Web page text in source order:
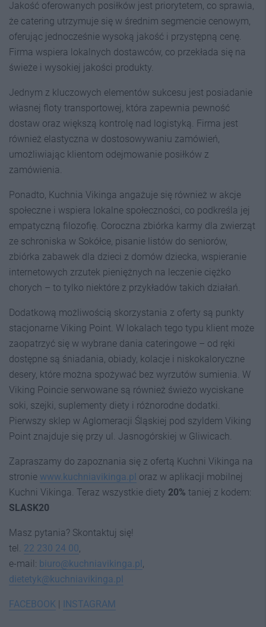
Jakość oferowanych posiłków jest priorytetem, co sprawia,
że catering utrzymuje się w średnim segmencie cenowym,
oferując jednocześnie wysoką jakość i przystępną cenę.
Firma wspiera lokalnych dostawców, co przekłada się na
świeże i wysokiej jakości produkty.
Jednym z kluczowych elementów sukcesu jest posiadanie
własnej floty transportowej, która zapewnia pewność
dostaw oraz większą kontrolę nad logistyką. Firma jest
również elastyczna w dostosowywaniu zamówień,
umożliwiając klientom odejmowanie posiłków z
zamówienia.
Ponadto, Kuchnia Vikinga angażuje się również w akcje
społeczne i wspiera lokalne społeczności, co podkreśla jej
empatyczną filozofię. Coroczna zbiórka karmy dla zwierząt
ze schroniska w Sokółce, pisanie listów do seniorów,
zbiórka zabawek dla dzieci z domów dziecka, wspieranie
internetowych zrzutek pieniężnych na leczenie ciężko
chorych – to tylko niektóre z przykładów takich działań.
Dodatkową możliwością skorzystania z oferty są punkty
stacjonarne Viking Point. W lokalach tego typu klient może
zaopatrzyć się w wybrane dania cateringowe – od ręki
dostępne są śniadania, obiady, kolacje i niskokaloryczne
desery, które można spożywać bez wyrzutów sumienia. W
Viking Poincie serwowane są również świeżo wyciskane
soki, szejki, suplementy diety i różnorodne dodatki.
Pierwszy sklep w Aglomeracji Śląskiej pod szyldem Viking
Point znajduje się przy ul. Jasnogórskiej w Gliwicach.
Zapraszamy do zapoznania się z ofertą Kuchni Vikinga na
stronie www.kuchniavikinga.pl oraz w aplikacji mobilnej
Kuchni Vikinga. Teraz wszystkie diety 20% taniej z kodem:
SLASK20
Masz pytania? Skontaktuj się!
tel. 22 230 24 00,
e-mail: biuro@kuchniavikinga.pl ,
dietetyk@kuchniavikinga.pl
FACEBOOK INSTAGRAM